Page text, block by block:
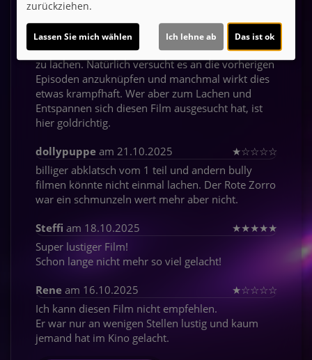
Wer Bully Herbig sehen will, weiß auf was er sich
einlässt. Es gibt, wie immer bei diesen Filmen, viel
zu lachen. Natürlich versucht es an die vorherigen
Episoden anzuknüpfen und manchmal wirkt dies
etwas krampfhaft. Wer aber zum Lachen und
Entspannen sich diesen Film ausgesucht hat, ist
hier goldrichtig.
dollypuppe am 21.10.2025 ★☆☆☆☆
billiger abklatsch vom 1 teil und andern bully
filmen könnte nicht einmal lachen. Der Rote Zorro
war ein schmunzeln wert mehr aber nicht.
Steffi am 18.10.2025 ★★★★★
Super lustiger Film!
Schon lange nicht mehr so viel gelacht!
Rene am 16.10.2025 ★☆☆☆☆
Ich kann diesen Film nicht empfehlen.
Er war nur an wenigen Stellen lustig und kaum
jemand hat im Kino gelacht.
zurückziehen.
Lassen Sie mich wählen Ich lehne ab Das ist ok